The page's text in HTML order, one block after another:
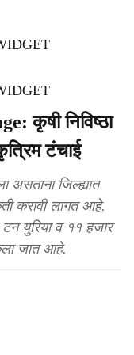
कृषी निविष्ठा
टंचाई
असताना जिल्ह्यात
करावी लागत आहे.
युरिया व ११ हजार
जात आहे.